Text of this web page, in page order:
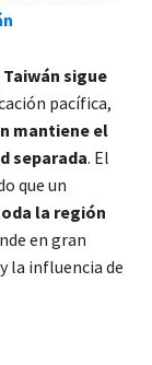
sigue
pacífica,
mantiene el
separada. El
que un
la región
en gran
la influencia de